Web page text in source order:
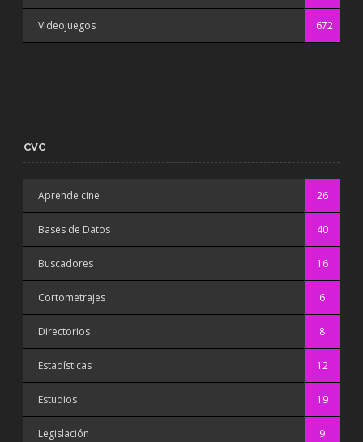
Videojuegos 672
CVC
Aprende cine 26
Bases de Datos 40
Buscadores 16
Cortometrajes 6
Directorios 8
Estadísticas 12
Estudios 19
Legislación 9